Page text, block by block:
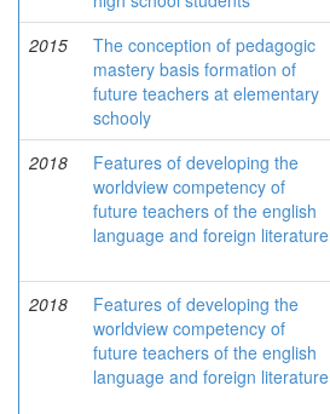
2015
The conception of pedagogic
mastery basis formation of
future teachers at elementary
schooly
2018
Features of developing the
worldview competency of
future teachers of the english
language and foreign literature
2018
Features of developing the
worldview competency of
future teachers of the english
language and foreign literature